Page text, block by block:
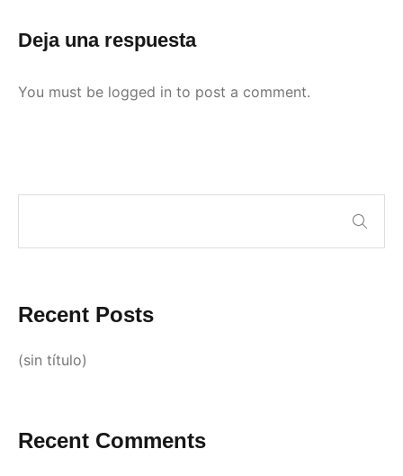
Recent Posts
(sin título)
Recent Comments
Deja una respuesta
You must be logged in to post a comment.